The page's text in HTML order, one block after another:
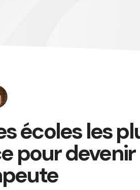
écoles les
pour devenir